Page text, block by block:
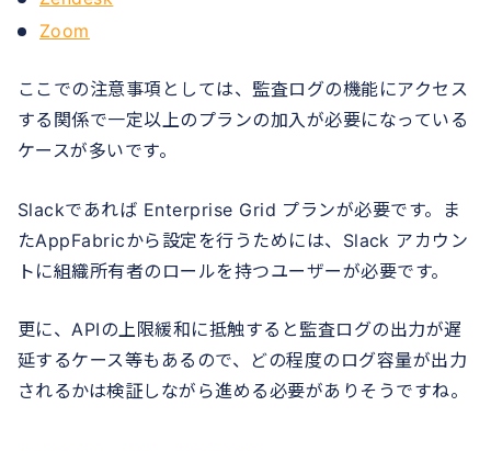
Zoom
ここでの注意事項としては、監査ログの機能にアクセス
する関係で一定以上のプランの加入が必要になっている
ケースが多いです。
Slackであれば Enterprise Grid プランが必要です。ま
たAppFabricから設定を行うためには、Slack アカウン
トに組織所有者のロールを持つユーザーが必要です。
更に、APIの上限緩和に抵触すると監査ログの出力が遅
延するケース等もあるので、どの程度のログ容量が出力
されるかは検証しながら進める必要がありそうですね。